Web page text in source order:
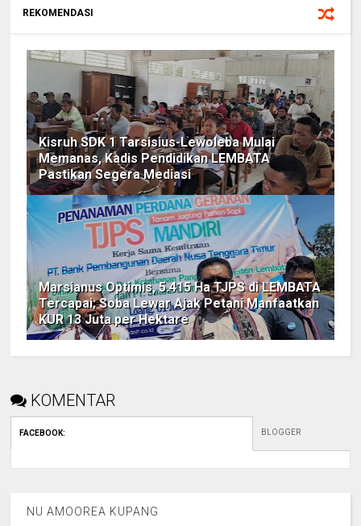
REKOMENDASI
Kisruh SDK 1 Tarsisius-Lewoleba Mulai
Memanas, Kadis Pendidikan LEMBATA
Pastikan Segera Mediasi
Marsianus Optimis, 5.415 Ha TJPS di LEMBATA
Tercapai; Soba Lewar Ajak Petani Manfaatkan
KUR 13 Juta per Hektare
KOMENTAR
FACEBOOK: BLOGGER
NU AMOOREA KUPANG